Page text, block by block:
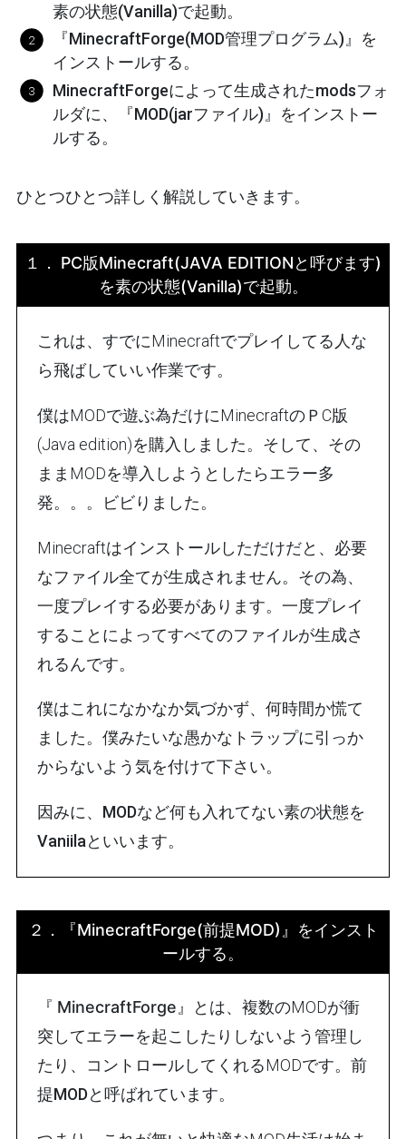
素の状態(Vanilla)で起動。
『MinecraftForge(MOD管理プログラム)』を
インストールする。
MinecraftForgeによって生成されたmodsフォ
ルダに、
『MOD(jarファイル)』をインストー
ルする。
ひとつひとつ詳しく解説していきます。
１． PC版Minecraft(JAVA EDITIONと呼びます)
を素の状態(Vanilla)で起動。
これは、すでにMinecraftでプレイしてる人な
ら飛ばしていい作業です。
僕はMODで遊ぶ為だけにMinecraftのＰC版
(Java edition)を購入しました。そして、その
ままMODを導入しようとしたらエラー多
発。。。ビビりました。
Minecraftはインストールしただけだと、必要
なファイル全てが生成されません。その為、
一度プレイする必要があります。一度プレイ
することによってすべてのファイルが生成さ
れるんです。
僕はこれになかなか気づかず、何時間か慌て
ました。僕みたいな愚かなトラップに引っか
からないよう気を付けて下さい。
因みに、 MODなど何も入れてない素の状態を
Vaniilaといいます。
２． 『MinecraftForge(前提MOD)』をインスト
ールする。
『 MinecraftForge 』とは、複数のMODが衝
突してエラーを起こしたりしないよう管理し
たり、コントロールしてくれるMODです。前
提MODと呼ばれています。